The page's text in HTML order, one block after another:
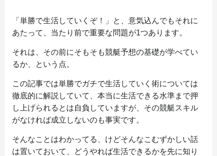
「単勝で生活していくぞ！」と、意気込んでもそれに
あたって、当たり前で重要な問題が1つあります。
それは、その前にそもそも競艇予想の基礎が学べてい
るか、という点。
この記事では単勝でガチで生活していく術については
徹底的に解説していて、本当に生活できる水準まで押
し上げられるとは自負していますが、その競艇スキル
がなければ成立しないのも事実です。
そんなことはわかってる、けどそんなこむずかしい話
は置いておいて、どうやれば生活できるかを先に知り